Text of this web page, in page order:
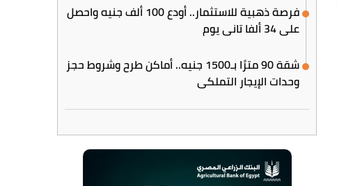
فرصة ذهبية للاستثمار.. أودع 100 ألف جنيه واحصل
على 34 ألفا تاني يوم
شقة 90 مترًا بـ1500 جنيه.. أماكن طرح وشروط حجز
وحدات الإيجار التملكي